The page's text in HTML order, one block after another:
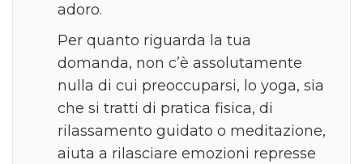
adoro.
Per quanto riguarda la tua
domanda, non c’è assolutamente
nulla di cui preoccuparsi, lo yoga, sia
che si tratti di pratica fisica, di
rilassamento guidato o meditazione,
aiuta a rilasciare emozioni represse